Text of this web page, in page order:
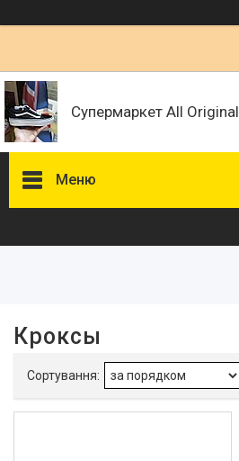
Супермаркет All Original
Меню
В наявності
Кроксы